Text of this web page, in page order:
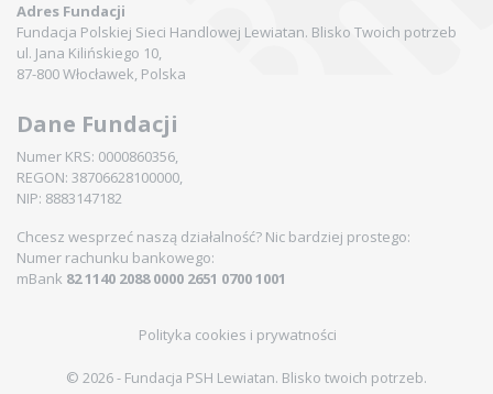
Adres Fundacji
Fundacja Polskiej Sieci Handlowej Lewiatan. Blisko Twoich potrzeb
ul. Jana Kilińskiego 10,
87-800 Włocławek, Polska
Dane Fundacji
Numer KRS: 0000860356,
REGON: 38706628100000,
NIP: 8883147182
Chcesz wesprzeć naszą działalność? Nic bardziej prostego:
Numer rachunku bankowego:
mBank 82 1140 2088 0000 2651 0700 1001
Polityka cookies i prywatności
© 2026 - Fundacja PSH Lewiatan. Blisko twoich potrzeb.